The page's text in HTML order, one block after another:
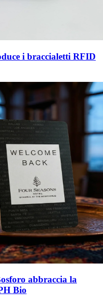
i braccialetti RFID
abbraccia la
Bio